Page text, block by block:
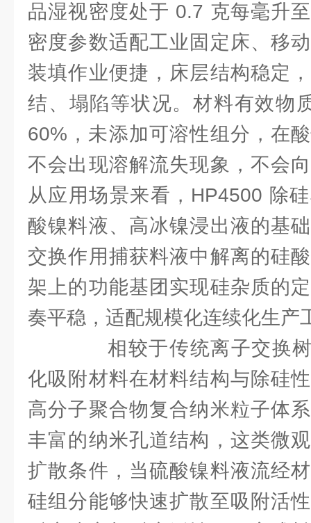
品湿视密度处于 0.7 克每毫升
密度参数适配工业固定床、移
装填作业便捷，床层结构稳定
结、塌陷等状况。材料有效物
60%，未添加可溶性组分，在
不会出现溶解流失现象，不会
从应用场景来看，HP4500 除
酸镍料液、高冰镍浸出液的基
交换作用捕获料液中解离的硅
架上的功能基团实现硅杂质的
奏平稳，适配规模化连续化生产
相较于传统离子交换树
化吸附材料在材料结构与除硅
高分子聚合物复合纳米粒子体
丰富的纳米孔道结构，这类微
扩散条件，当硫酸镍料液流经
硅组分能够快速扩散至吸附活